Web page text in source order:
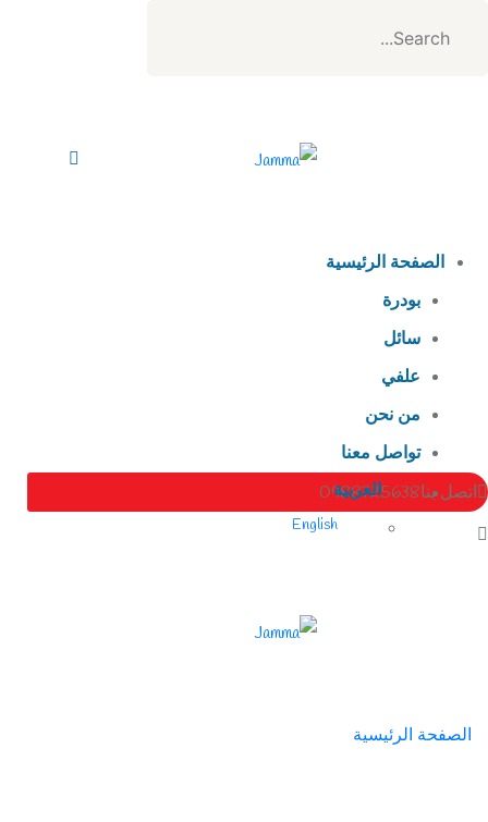
الصفحة الرئيسية
بودرة
سائل
علفي
من نحن
تواصل معنا
العربية
English
اتصل بنا0988725638
الصفحة الرئيسية